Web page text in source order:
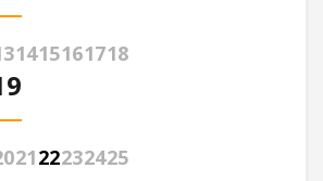
1415161718
2122232425